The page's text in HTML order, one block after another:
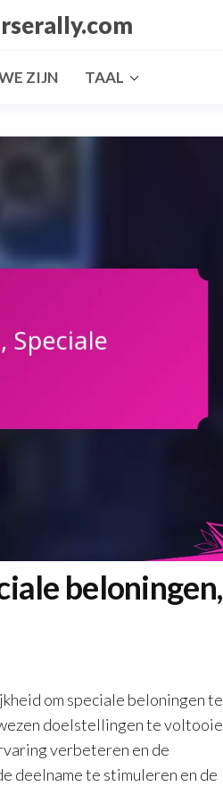
ZIJN TAAL
beloningen,
om speciale beloningen te
doelstellingen te
verbeteren en de
deelname te stimuleren en de